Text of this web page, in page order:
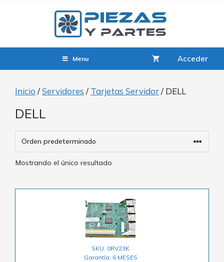
Menu Acceder
Inicio /Servidores / Tarjetas Servidor/ DELL
DELL
Mostrando el único resultado
SKU: 0RV23K
Garantía: 6 MESES